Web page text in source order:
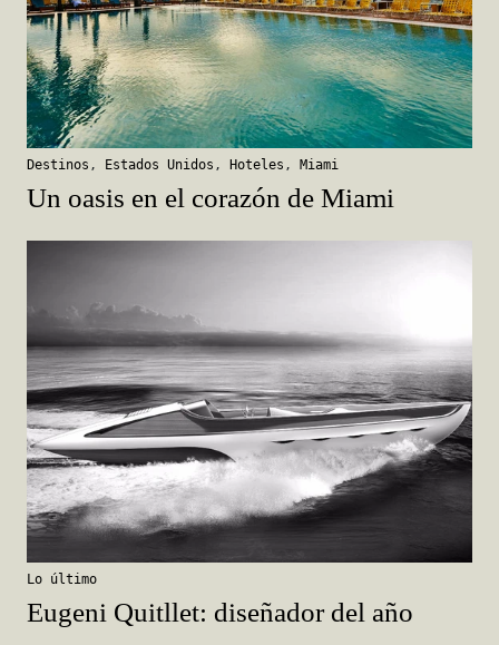
Destinos , Estados Unidos , Hoteles , Miami
Un oasis en el corazón de Miami
Lo último
Eugeni Quitllet: diseñador del año